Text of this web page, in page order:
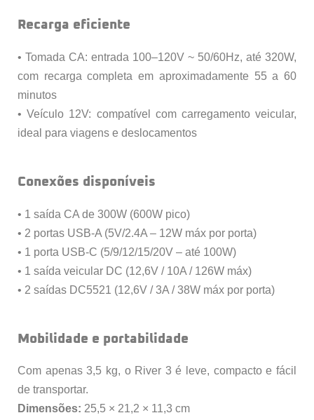
Recarga eficiente
• Tomada CA: entrada 100–120V ~ 50/60Hz, até 320W,
com recarga completa em aproximadamente 55 a 60
minutos
• Veículo 12V: compatível com carregamento veicular,
ideal para viagens e deslocamentos
Conexões disponíveis
• 1 saída CA de 300W (600W pico)
• 2 portas USB-A (5V/2.4A – 12W máx por porta)
• 1 porta USB-C (5/9/12/15/20V – até 100W)
• 1 saída veicular DC (12,6V / 10A / 126W máx)
• 2 saídas DC5521 (12,6V / 3A / 38W máx por porta)
Mobilidade e portabilidade
Com apenas 3,5 kg, o River 3 é leve, compacto e fácil
de transportar.
Dimensões: 25,5 × 21,2 × 11,3 cm